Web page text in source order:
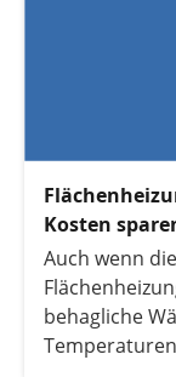
Kosten
Auch wenn
behagliche